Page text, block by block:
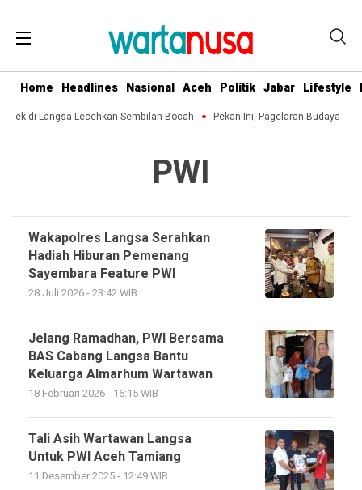
Home Headlines Nasional Aceh Politik Jabar Lifestyle
di Langsa Lecehkan Sembilan Bocah Pekan Ini, Pagelaran Budaya
PWI
Wakapolres Langsa Serahkan
Hadiah Hiburan Pemenang
Sayembara Feature PWI
28 Juli 2026 - 23:42 WIB
Jelang Ramadhan, PWI Bersama
BAS Cabang Langsa Bantu
Keluarga Almarhum Wartawan
18 Februari 2026 - 16:15 WIB
Tali Asih Wartawan Langsa
Untuk PWI Aceh Tamiang
11 Desember 2025 - 12:49 WIB